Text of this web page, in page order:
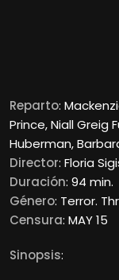
Reparto:
Prince, Niall Greig
Huberman,
Director: Floria
Duración: 94 min.
Género: Terror.
Censura: MAY 15
Sinopsis: